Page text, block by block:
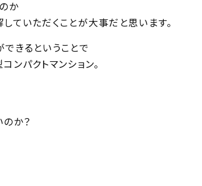
か
ていただくことが大事だと思います。
きるということで
ンパクトマンション。
か？